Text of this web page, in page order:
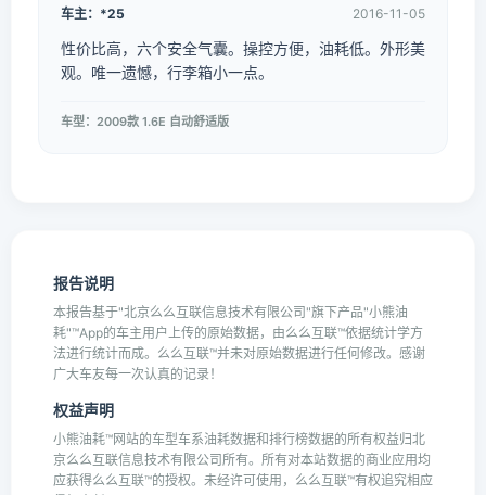
车主：*25 2016-11-05
性价比高，六个安全气囊。操控方便，油耗低。外形美
观。唯一遗憾，行李箱小一点。
车型：2009款 1.6E 自动舒适版
报告说明
本报告基于"北京么么互联信息技术有限公司"旗下产品"小熊油
耗"™App的车主用户上传的原始数据，由么么互联™依据统计学方
法进行统计而成。么么互联™并未对原始数据进行任何修改。感谢
广大车友每一次认真的记录！
权益声明
小熊油耗™网站的车型车系油耗数据和排行榜数据的所有权益归北
京么么互联信息技术有限公司所有。所有对本站数据的商业应用均
应获得么么互联™的授权。未经许可使用，么么互联™有权追究相应